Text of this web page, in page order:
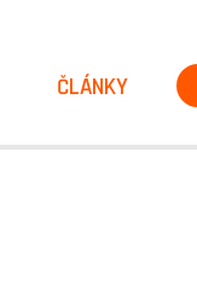
ČLÁNKY